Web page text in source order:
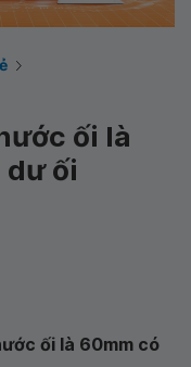
ối là
dư ối
ối là 60mm có